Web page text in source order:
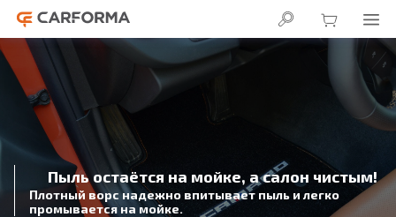
Пыль остаётся на мойке, а салон чистым!
Плотный ворс надежно впитывает пыль и легко
промывается на мойке.